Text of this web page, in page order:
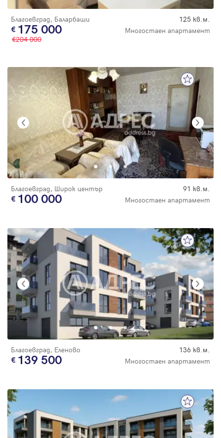
Благоевград, Баларбаши 125 кв.м.
175 000
Многостаен апартамент
204 000
Благоевград, Широк център 91 кв.м.
100 000 Многостаен апартамент
Благоевград, Еленово 136 кв.м.
139 500 Многостаен апартамент